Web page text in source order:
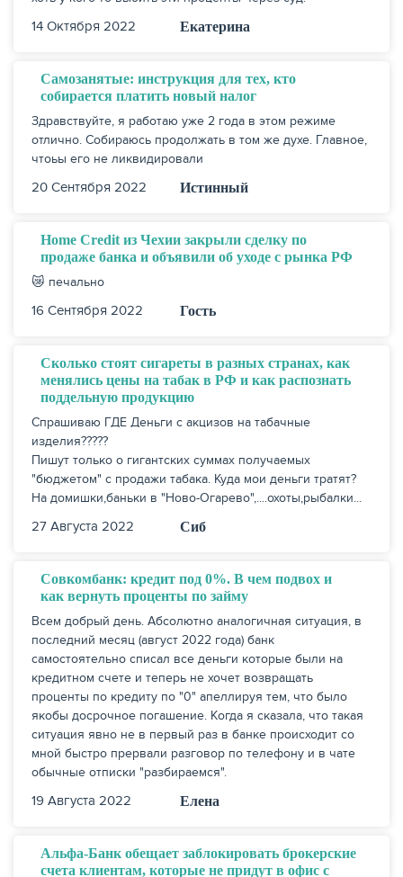
14 Октября 2022 Екатерина
Самозанятые: инструкция для тех, кто
собирается платить новый налог
Здравствуйте, я работаю уже 2 года в этом режиме
отлично. Собираюсь продолжать в том же духе. Главное,
чтоьы его не ликвидировали
20 Сентября 2022 Истинный
Home Credit из Чехии закрыли сделку по
продаже банка и объявили об уходе с рынка РФ
😿 печально
16 Сентября 2022 Гость
Сколько стоят сигареты в разных странах, как
менялись цены на табак в РФ и как распознать
поддельную продукцию
Спрашиваю ГДЕ Деньги с акцизов на табачные
изделия?????
Пишут только о гигантских суммах получаемых
"бюджетом" с продажи табака. Куда мои деньги тратят?
На домишки,баньки в "Ново-Огарево",....охоты,рыбалки...
27 Августа 2022 Сиб
Совкомбанк: кредит под 0%. В чем подвох и
как вернуть проценты по займу
Всем добрый день. Абсолютно аналогичная ситуация, в
последний месяц (август 2022 года) банк
самостоятельно списал все деньги которые были на
кредитном счете и теперь не хочет возвращать
проценты по кредиту по "0" апеллируя тем, что было
якобы досрочное погашение. Когда я сказала, что такая
ситуация явно не в первый раз в банке происходит со
мной быстро прервали разговор по телефону и в чате
обычные отписки "разбираемся".
19 Августа 2022 Елена
Альфа-Банк обещает заблокировать брокерские
счета клиентам, которые не придут в офис с